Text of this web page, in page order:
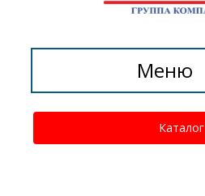
Toggle
navigation
Меню
Каталог